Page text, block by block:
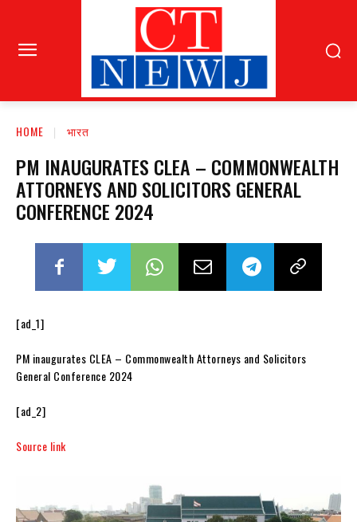
HOME भारत
PM INAUGURATES CLEA – COMMONWEALTH
ATTORNEYS AND SOLICITORS GENERAL
CONFERENCE 2024
[ad_1]
PM inaugurates CLEA – Commonwealth Attorneys and Solicitors
General Conference 2024
[ad_2]
Source link